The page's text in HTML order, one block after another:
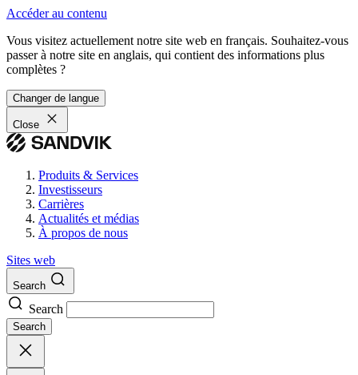
Accéder au contenu
Vous visitez actuellement notre site web en français. Souhaitez-vous
passer à notre site en anglais, qui contient des informations plus
complètes ?
Changer de langue
Close
Produits & Services
Investisseurs
Carrières
Actualités et médias
À propos de nous
Sites web
Search
Search
Search